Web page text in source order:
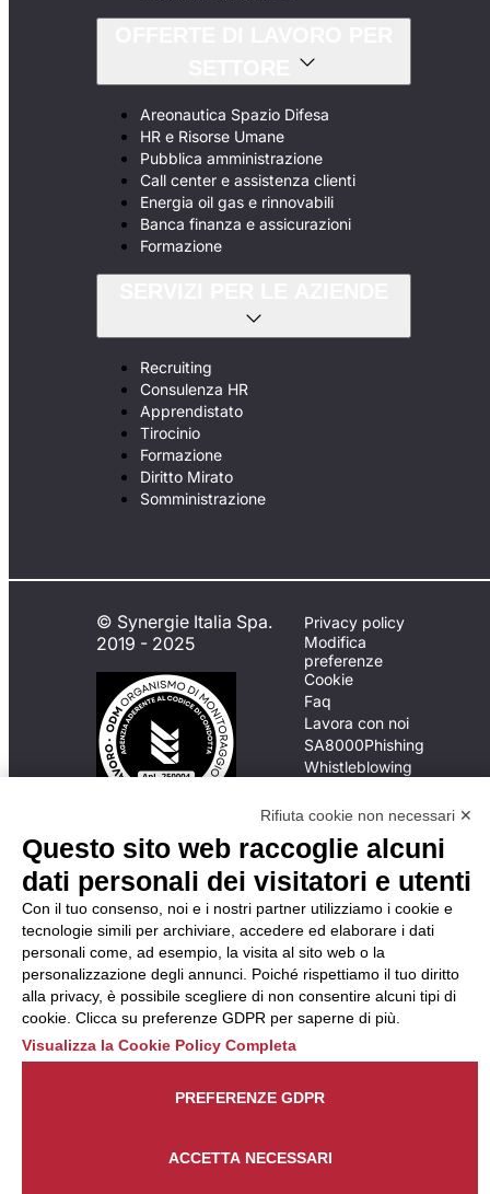
Areonautica Spazio Difesa
HR e Risorse Umane
Pubblica amministrazione
Call center e assistenza clienti
Energia oil gas e rinnovabili
Banca finanza e assicurazioni
Formazione
Recruiting
Consulenza HR
Apprendistato
Tirocinio
Formazione
Diritto Mirato
Somministrazione
© Synergie Italia Spa.
2019 - 2025
In caso di
inadempimento da parte
della ApL delle
disposizioni
del Codice di Condotta, è
possibile presentare un
reclamo
all’Organismo di
Monitoraggio utilizzando
una delle modalità
descritte al seguente
https://odm-
Privacy policy
Modifica
preferenze
Cookie
Faq
Lavora con noi
SA8000Phishing
Whistleblowing
Rifiuta cookie non necessari ✕
Questo sito web raccoglie alcuni
dati personali dei visitatori e utenti
Con il tuo consenso, noi e i nostri partner utilizziamo i cookie e
tecnologie simili per archiviare, accedere ed elaborare i dati
personali come, ad esempio, la visita al sito web o la
personalizzazione degli annunci. Poiché rispettiamo il tuo diritto
alla privacy, è possibile scegliere di non consentire alcuni tipi di
cookie. Clicca su preferenze GDPR per saperne di più.
Visualizza la Cookie Policy Completa
ACCETTA NECESSARI
PREFERENZE GDPR